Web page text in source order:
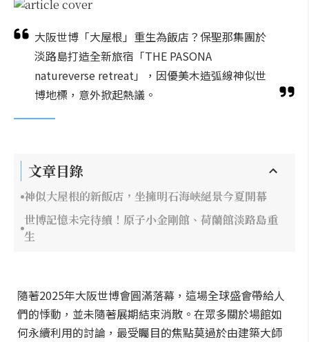
大阪世博「大屋根」重生為飯店？保聖那集團於
淡路島打造全新旅宿「THE PASONA
natureverse retreat」，因優美木造弧線神似世
博地標，意外掀起熱議。
文章目錄
神似大屋根的新飯店，坐擁明石海峽絕景今夏開幕
世博記憶未完待續！原子小金剛館、荷蘭館淡路島重
生
隨著2025年大阪世博會圓滿落幕，這場全球盛會帶給人
們的悸動，並未隨著展期結束消散。在眾多關於場館如
何永續利用的討論，最受矚目的焦點莫過於由建築大師